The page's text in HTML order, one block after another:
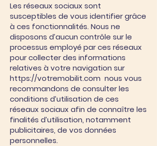
Les réseaux sociaux sont
susceptibles de vous identifier grâce
à ces fonctionnalités. Nous ne
disposons d’aucun contrôle sur le
processus employé par ces réseaux
pour collecter des informations
relatives à votre navigation sur
https://votremobilit.com nous vous
recommandons de consulter les
conditions d’utilisation de ces
réseaux sociaux afin de connaître les
finalités d’utilisation, notamment
publicitaires, de vos données
personnelles.